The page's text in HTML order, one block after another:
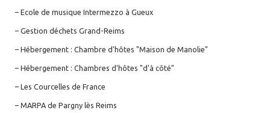
– Ecole de musique Intermezzo à Gueux
– Gestion déchets Grand-Reims
– Hébergement : Chambre d'hôtes "Maison de Manolie"
– Hébergement : Chambres d'hôtes "d'à côté"
– Les Courcelles de France
– MARPA de Pargny lès Reims